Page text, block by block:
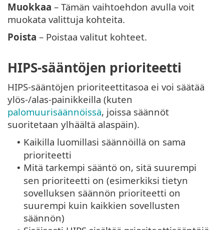
Muokkaa – Tämän vaihtoehdon avulla voit
muokata valittuja kohteita.
Poista – Poistaa valitut kohteet.
HIPS-sääntöjen prioriteetti
HIPS-sääntöjen prioriteettitasoa ei voi säätää
ylös-/alas-painikkeilla (kuten
palomuurisäännöissä, joissa säännöt
suoritetaan ylhäältä alaspäin).
• Kaikilla luomillasi säännöillä on sama
prioriteetti
• Mitä tarkempi sääntö on, sitä suurempi
sen prioriteetti on (esimerkiksi tietyn
sovelluksen säännön prioriteetti on
suurempi kuin kaikkien sovellusten
säännön)